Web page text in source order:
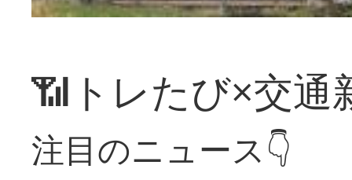
📶トレたび×交通
注目のニュース👇